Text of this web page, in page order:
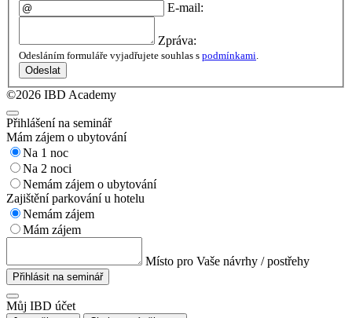
E-mail:
Zpráva:
Odesláním formuláře vyjadřujete souhlas s podmínkami.
Odeslat
©2026 IBD Academy
Přihlášení na seminář
Mám zájem o ubytování
Na 1 noc
Na 2 noci
Nemám zájem o ubytování
Zajištění parkování u hotelu
Nemám zájem
Mám zájem
Místo pro Vaše návrhy / postřehy
Přihlásit na seminář
Můj IBD účet